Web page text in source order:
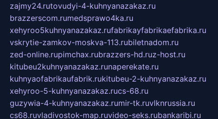
zajmy24.rutovudyi-4-kuhnyanazakaz.ru
brazzerscom.rumedsprawo4ka.ru
xehyroo5kuhnyanazakaz.rufabrikayfabrikaefabrika.ru
vskrytie-zamkov-moskva-113.rubiletnadom.ru
zed-online.rupimchax.rubrazzers-hd.ruz-host.ru
kitubeu2kuhnyanazakaz.runaperekate.ru
kuhnyaofabrikaufabrik.rukitubeu-2-kuhnyanazakaz.ru
xehyroo-5-kuhnyanazakaz.rucs-68.ru
guzywia-4-kuhnyanazakaz.rumir-tk.ruvlknrussia.ru
cs68.ruvladivostok-map.ruvideo-seks.rubankaribi.ru